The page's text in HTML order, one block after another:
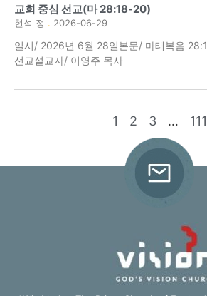
교회 중심 선교(마 28:18-20)
현석 정 2026-06-29
일시/ 2026년 6월 28일본문/ 마태복음
선교설교자/ 이영주 목사
1 2 3 … 111